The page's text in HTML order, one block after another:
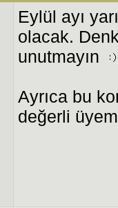
Eylül ayı
olacak.
unutmayın
Ayrıca bu
değerli